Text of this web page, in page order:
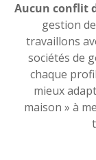
Aucun conflit
gestion
travaillons
sociétés de
chaque
mieux
maison » à